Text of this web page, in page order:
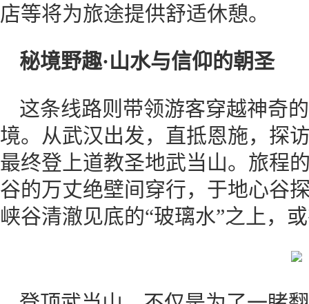
店等将为旅途提供舒适休憩。
秘境野趣·山水与信仰的朝圣
这条线路则带领游客穿越神奇
境。从武汉出发，直抵恩施，探
最终登上道教圣地武当山。旅程
谷的万丈绝壁间穿行，于地心谷
峡谷清澈见底的“玻璃水”之上，